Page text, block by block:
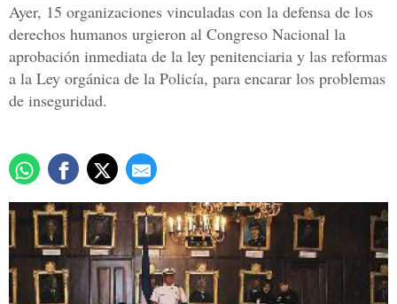
Ayer, 15 organizaciones vinculadas con la defensa de los
derechos humanos urgieron al Congreso Nacional la
aprobación inmediata de la ley penitenciaria y las reformas
a la Ley orgánica de la Policía, para encarar los problemas
de inseguridad.